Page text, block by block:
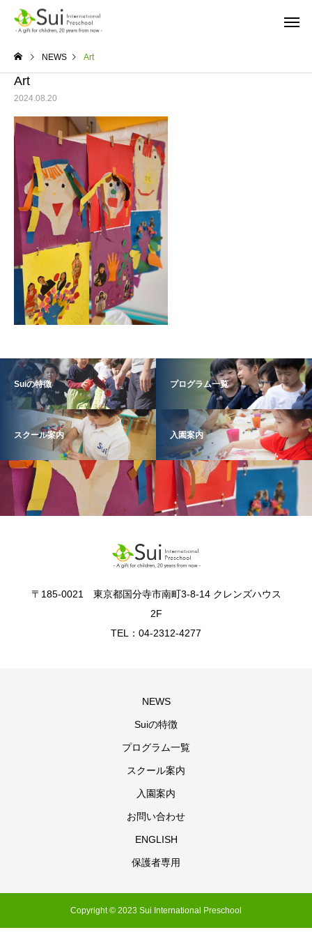
NEWS Art
Art
2024.08.20
Suiの特徴 プログラム一覧
スクール案内 入園案内
〒185-0021 東京都国分寺市南町3-8-14 クレンズハウス
2F
TEL：04-2312-4277
NEWS
Suiの特徴
プログラム一覧
スクール案内
入園案内
お問い合わせ
ENGLISH
保護者専用
Copyright © 2023 Sui International Preschool